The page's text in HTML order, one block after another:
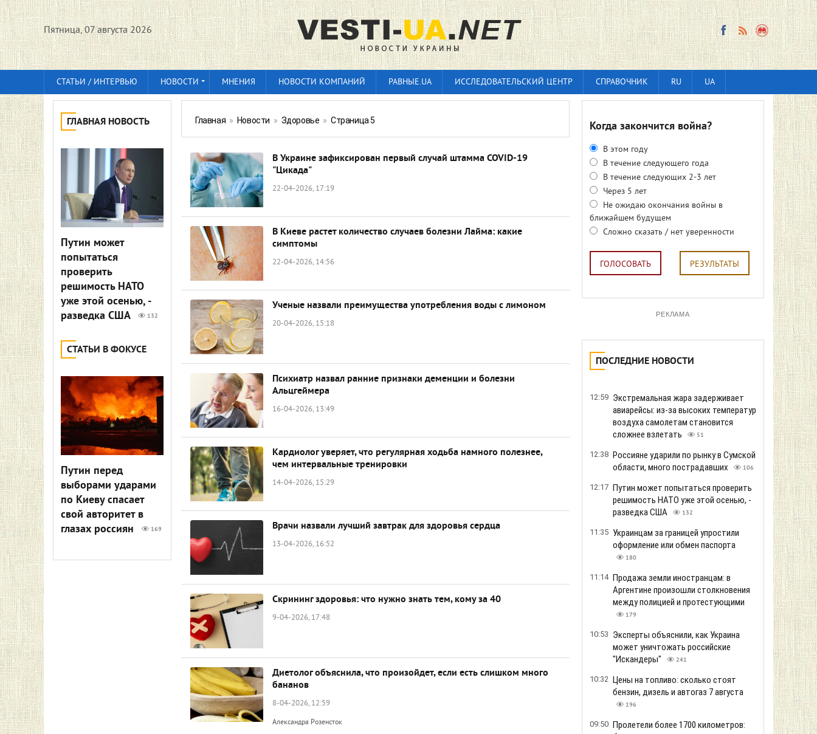
Пятница, 07 августа 2026
СТАТЬИ / ИНТЕРВЬЮ НОВОСТИ МНЕНИЯ НОВОСТИ КОМПАНИЙ РАВНЫЕ.UA ИССЛЕДОВАТЕЛЬСКИЙ ЦЕНТР СПРАВОЧНИК RU UA
ГЛАВНАЯ НОВОСТЬ
Путин может
попытаться
проверить
решимость НАТО
уже этой осенью, -
разведка США
132
СТАТЬИ В ФОКУСЕ
Путин перед
выборами ударами
по Киеву спасает
свой авторитет в
глазах россиян
169
Главная » Новости » Здоровье » Страница 5
В Украине зафиксирован первый случай штамма COVID-19
"Цикада"
22-04-2026, 17:19
В Киеве растет количество случаев болезни Лайма: какие
симптомы
22-04-2026, 14:56
Ученые назвали преимущества употребления воды с лимоном
20-04-2026, 15:18
Психиатр назвал ранние признаки деменции и болезни
Альцгеймера
16-04-2026, 13:49
Кардиолог уверяет, что регулярная ходьба намного полезнее,
чем интервальные тренировки
14-04-2026, 15:29
Врачи назвали лучший завтрак для здоровья сердца
13-04-2026, 16:52
Скрининг здоровья: что нужно знать тем, кому за 40
9-04-2026, 17:48
Диетолог объяснила, что произойдет, если есть слишком много
бананов
8-04-2026, 12:59
Александра Розенсток
Когда закончится война?
В этом году
В течение следующего года
В течение следующих 2-3 лет
Через 5 лет
Не ожидаю окончания войны в
ближайшем будущем
Сложно сказать / нет уверенности
ГОЛОСОВАТЬ РЕЗУЛЬТАТЫ
РЕКЛАМА
ПОСЛЕДНИЕ НОВОСТИ
12:59 Экстремальная жара задерживает
авиарейсы: из-за высоких температур
воздуха самолетам становится
сложнее взлетать
51
12:38 Россияне ударили по рынку в Сумской
области, много пострадавших
106
12:17 Путин может попытаться проверить
решимость НАТО уже этой осенью, -
разведка США
132
11:35 Украинцам за границей упростили
оформление или обмен паспорта
180
11:14 Продажа земли иностранцам: в
Аргентине произошли столкновения
между полицией и протестующими
179
10:53 Эксперты объяснили, как Украина
может уничтожать российские
"Искандеры"
241
10:32 Цены на топливо: сколько стоят
бензин, дизель и автогаз 7 августа
196
09:50 Пролетели более 1700 километров: